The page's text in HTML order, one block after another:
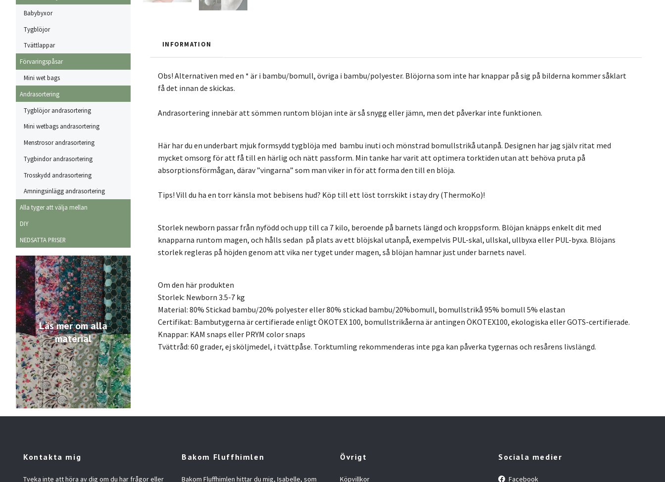
Babybyxor
Tygblöjor
Tvättlappar
Förvaringspåsar
Mini wet bags
Andrasortering
Tygblöjor andrasortering
Mini wetbags andrasortering
Menstrosor andrasortering
Tygbindor andrasortering
Trosskydd andrasortering
Amningsinlägg andrasortering
Alla tyger att välja mellan
DIY
NEDSATTA PRISER
Läs mer om alla
material
INFORMATION
Obs! Alternativen med en * är i bambu/bomull, övriga i bambu/polyester. Blöjorna som inte har knappar på sig på bilderna kommer såklart
få det innan de skickas.
Andrasortering innebär att sömmen runtom blöjan inte är så snygg eller jämn, men det påverkar inte funktionen.
Här har du en underbart mjuk formsydd tygblöja med bambu inuti och mönstrad bomullstrikå utanpå. Designen har jag själv ritat med
mycket omsorg för att få till en härlig och nätt passform. Min tanke har varit att optimera torktiden utan att behöva pruta på
absorptionsförmågan, därav ”vingarna” som man viker in för att forma den till en blöja.
Tips! Vill du ha en torr känsla mot bebisens hud? Köp till ett löst torrskikt i stay dry (ThermoKo)!
Storlek newborn passar från nyfödd och upp till ca 7 kilo, beroende på barnets längd och kroppsform. Blöjan knäpps enkelt dit med
knapparna runtom magen, och hålls sedan på plats av ett blöjskal utanpå, exempelvis PUL-skal, ullskal, ullbyxa eller PUL-byxa. Blöjans
storlek regleras på höjden genom att vika ner tyget under magen, så blöjan hamnar just under barnets navel.
Om den här produkten
Storlek: Newborn 3.5-7 kg
Material: 80% Stickad bambu/20% polyester eller 80% stickad bambu/20%bomull, bomullstrikå 95% bomull 5% elastan
Certifikat: Bambutygerna är certifierade enligt ÖKOTEX 100, bomullstrikåerna är antingen ÖKOTEX100, ekologiska eller GOTS-certifierade.
Knappar: KAM snaps eller PRYM color snaps
Tvättråd: 60 grader, ej sköljmedel, i tvättpåse. Torktumling rekommenderas inte pga kan påverka tygernas och resårens livslängd.
Kontakta mig
Tveka inte att höra av dig om du har frågor eller
Bakom Fluffhimlen
Bakom Fluffhimlen hittar du mig, Isabelle, som
Övrigt
Köpvillkor
Sociala medier
Facebook